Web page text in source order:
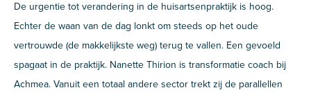
De urgentie tot verandering in de huisartsenpraktijk is hoog.
Echter de waan van de dag lonkt om steeds op het oude
vertrouwde (de makkelijkste weg) terug te vallen. Een gevoeld
spagaat in de praktijk. Nanette Thirion is transformatie coach bij
Achmea. Vanuit een totaal andere sector trekt zij de parallellen